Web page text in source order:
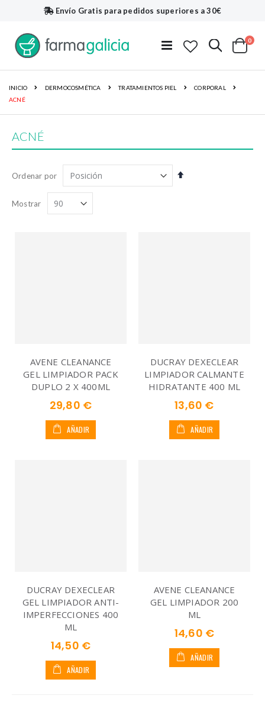
Envío Gratis para pedidos superiores a 30€
Buscar
Cart
0
INICIO DERMOCOSMÉTICA TRATAMIENTOS PIEL
CORPORAL
ACNÉ
ACNÉ
Ordenar por
Fijar
Mostrar
AVENE CLEANANCE
GEL LIMPIADOR PACK
DUPLO 2 X 400ML
29,80 €
AÑADIR
DUCRAY DEXECLEAR
LIMPIADOR CALMANTE
HIDRATANTE 400 ML
13,60 €
AÑADIR
DUCRAY DEXECLEAR
GEL LIMPIADOR ANTI-
IMPERFECCIONES 400
ML
14,50 €
AÑADIR
AVENE CLEANANCE
GEL LIMPIADOR 200
ML
14,60 €
AÑADIR